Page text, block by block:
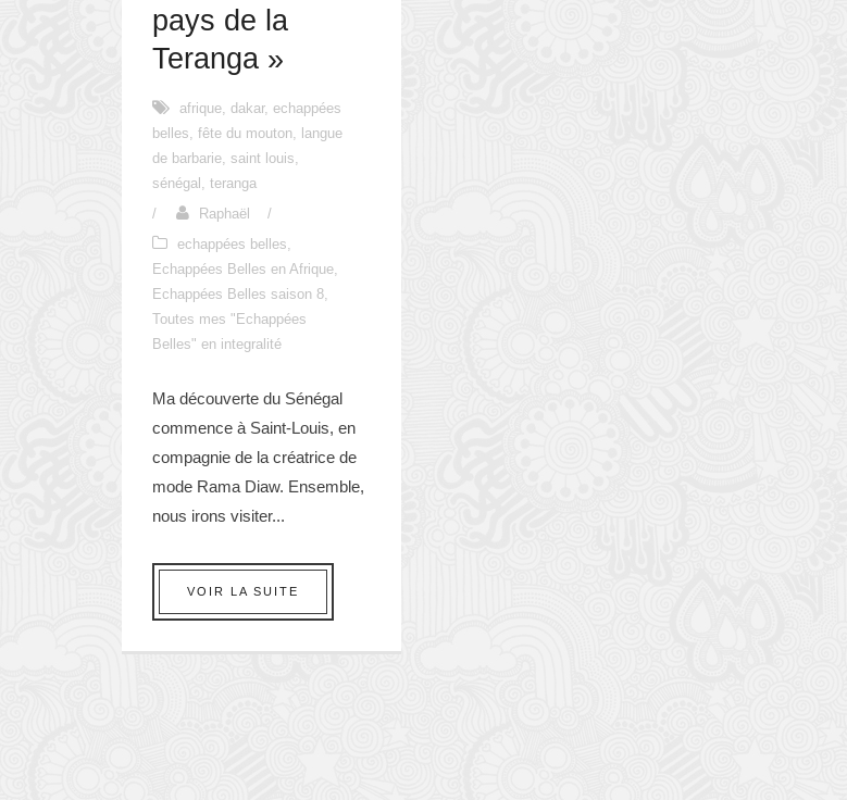
pays de la
Teranga »
afrique dakar, echappées
belles fête du mouton
langue
de barbarie saint louis
sénégal
teranga
/
Raphaël
/
echappées belles
Echappées Belles en Afrique
Echappées Belles saison 8
Toutes mes "Echappées
Belles" en integralité
Ma découverte du Sénégal
commence à Saint-Louis, en
compagnie de la créatrice de
mode Rama Diaw. Ensemble,
nous irons visiter...
VOIR LA SUITE